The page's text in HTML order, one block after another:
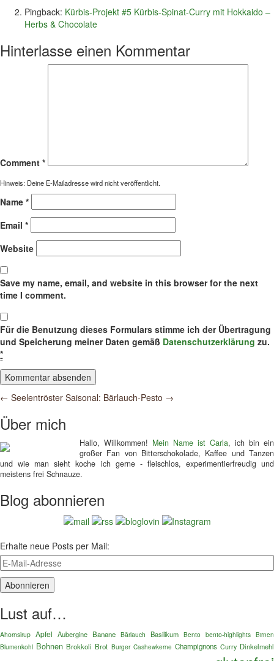
Pingback: Kürbis-Projekt #5 Kürbis-Spinat-Curry mit Hokkaido –
Herbs & Chocolate
Hinterlasse einen Kommentar
Comment *
Hinweis: Deine E-Mailadresse wird nicht veröffentlicht.
Name *
Email *
Website
Save my name, email, and website in this browser for the next
time I comment.
Für die Benutzung dieses Formulars stimme ich der Übertragung
und Speicherung meiner Daten gemäß Datenschutzerklärung zu.
*
Post
navigation
← Seelentröster Saisonal: Bärlauch-Pesto →
Über mich
Hallo, Willkommen! Mein Name ist Carla, ich bin ein
großer Fan von Bitterschokolade, Kaffee und Tanzen
und wie man sieht koche ich gerne - fleischlos, experimentierfreudig und
meistens frei Schnauze.
Blog abonnieren
Erhalte neue Posts per Mail:
Lust auf…
Ahornsirup Apfel Aubergine Banane Bärlauch Basilikum Bento bento-highlights Birnen
Blumenkohl Bohnen Brokkoli Brot Burger Cashewkerne Champignons Curry Dinkelmehl